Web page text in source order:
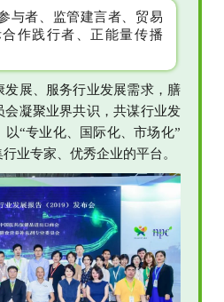
与者、监管建言者、贸易
作践行者、正能量传播
发展、服务行业发展需求，膳
会凝聚业界共识，共谋行业发
以“专业化、国际化、市场化”
业专家、优秀企业的平台。